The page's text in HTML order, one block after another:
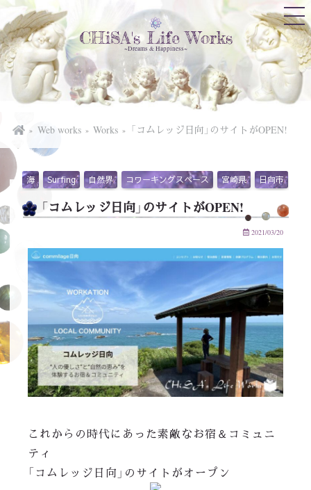
CHiSA's Life Works
~Dreams & Happiness~
Web works Works 「コムレッジ日向」のサイトがOPEN!
海 Surfing 自然界 コワーキングスペース 宮崎県 日向市
「コムレッジ日向」のサイトがOPEN!
2021/03/20
これからの時代にあった素敵なお宿＆コミュニ
ティ
「コムレッジ日向」のサイトがオープン